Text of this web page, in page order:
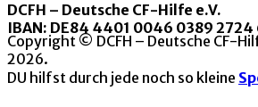
DCFH – Deutsche CF-Hilfe e.V.
IBAN: DE84 4401 0046 0389 2724
Copyright © DCFH – Deutsche CF-
2026.
DU hilfst durch jede noch so kleine